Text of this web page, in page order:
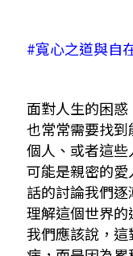
​#寬心之道與自
面對人生的困
也常常需要找
個人、或者這
可能是親密的
話的討論我們
理解這個世界
我們應該說，